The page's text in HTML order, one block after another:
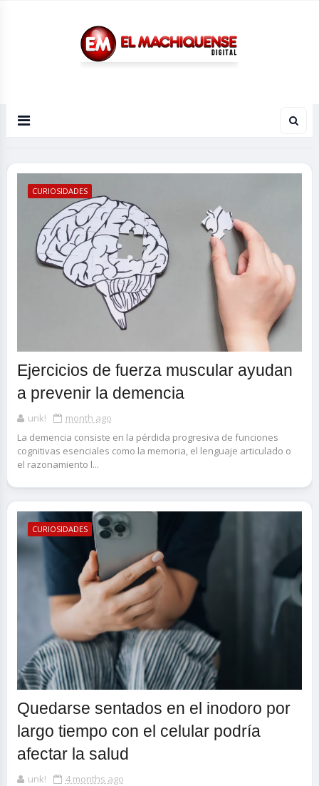
CURIOSIDADES
Ejercicios de fuerza muscular ayudan
a prevenir la demencia
unk!
month ago
La demencia consiste en la pérdida progresiva de funciones
cognitivas esenciales como la memoria, el lenguaje articulado o
el razonamiento l...
CURIOSIDADES
Quedarse sentados en el inodoro por
largo tiempo con el celular podría
afectar la salud
unk!
4 months ago